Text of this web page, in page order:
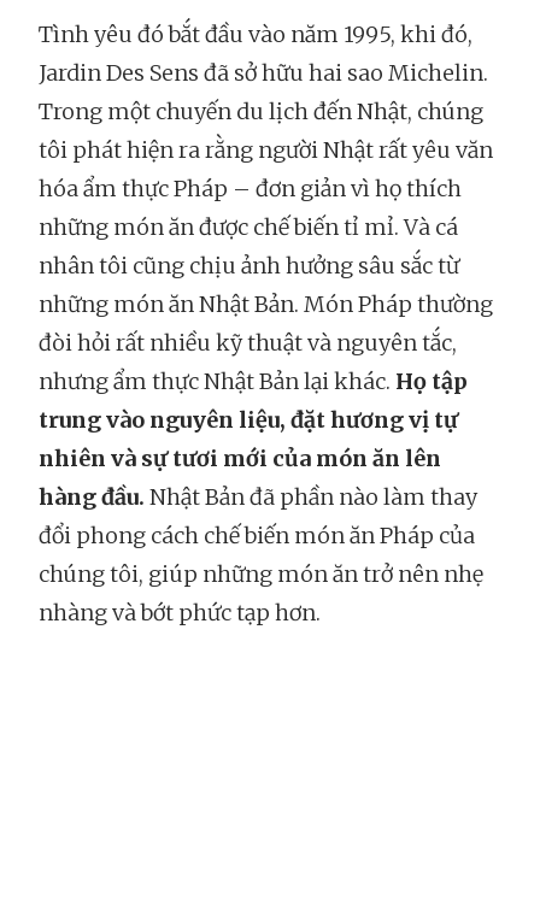
Tình yêu đó bắt đầu vào năm 1995, khi đó,
Jardin Des Sens đã sở hữu hai sao Michelin.
Trong một chuyến du lịch đến Nhật, chúng
tôi phát hiện ra rằng người Nhật rất yêu văn
hóa ẩm thực Pháp – đơn giản vì họ thích
những món ăn được chế biến tỉ mỉ. Và cá
nhân tôi cũng chịu ảnh hưởng sâu sắc từ
những món ăn Nhật Bản. Món Pháp thường
đòi hỏi rất nhiều kỹ thuật và nguyên tắc,
nhưng ẩm thực Nhật Bản lại khác. Họ tập
trung vào nguyên liệu, đặt hương vị tự
nhiên và sự tươi mới của món ăn lên
hàng đầu. Nhật Bản đã phần nào làm thay
đổi phong cách chế biến món ăn Pháp của
chúng tôi, giúp những món ăn trở nên nhẹ
nhàng và bớt phức tạp hơn.